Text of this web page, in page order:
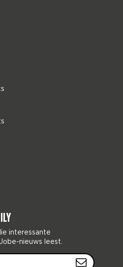
interessante
nieuws leest.